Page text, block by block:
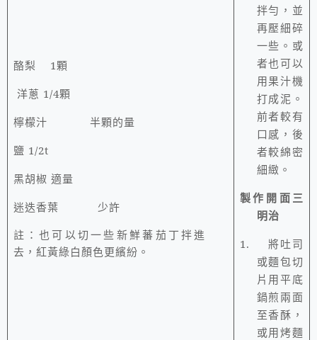
拌勻，並
再壓細碎
一些。或
者也可以
用果汁機
打成泥。
前者較有
口感，後
者較綿密
細緻。
製作開面三
明治
1.
將吐司
或麵包切
片用平底
鍋煎兩面
至香酥，
或用烤麵
酪梨 1顆
洋蔥 1/4顆
檸檬汁
半顆的量
鹽 1/2t
黑胡椒 適量
迷迭香葉
少許
註：也可以切一些新鮮蕃茄丁拌進
去，紅黃綠白顏色更繽紛。